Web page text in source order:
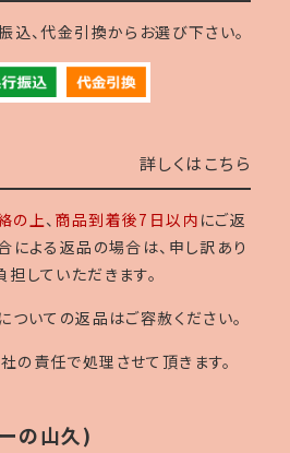
込、代金引換からお選び下さい。
詳しくはこちら
の上、 商品到着後7日以内 にご返
による返品の場合は、申し訳あり
していただきます。
ついての返品はご容赦ください。
責任で処理させて頂きます。
の山久)